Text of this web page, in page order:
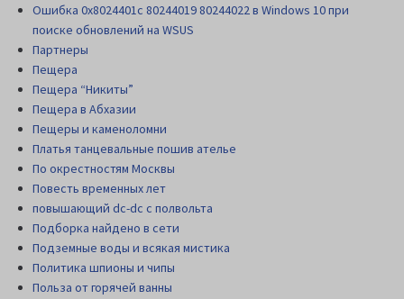
Ошибка 0x8024401c 80244019 80244022 в Windows 10 при
поиске обновлений на WSUS
Партнеры
Пещера
Пещера “Никиты”
Пещера в Абхазии
Пещеры и каменоломни
Платья танцевальные пошив ателье
По окрестностям Москвы
Повесть временных лет
повышающий dc-dc с полвольта
Подборка найдено в сети
Подземные воды и всякая мистика
Политика шпионы и чипы
Польза от горячей ванны